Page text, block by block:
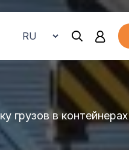
грузов в контейнерах